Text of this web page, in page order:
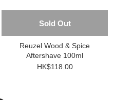
Sold Out
Reuzel Wood & Spice
Aftershave 100ml
HK$118.00